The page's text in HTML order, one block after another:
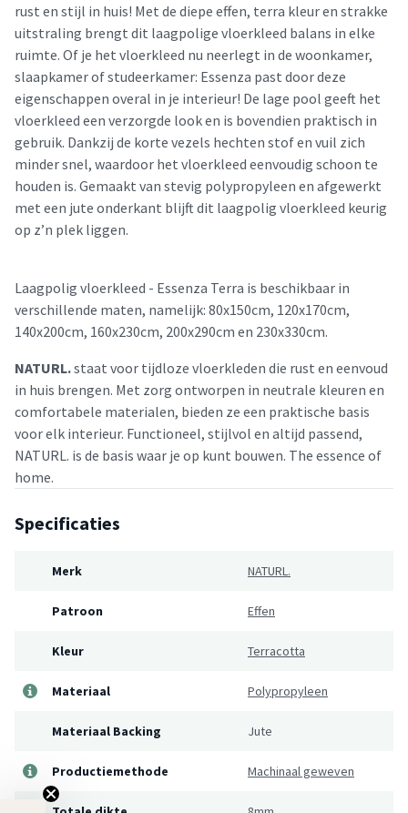
rust en stijl in huis! Met de diepe effen, terra kleur en strakke
uitstraling brengt dit laagpolige vloerkleed balans in elke
ruimte. Of je het vloerkleed nu neerlegt in de woonkamer,
slaapkamer of studeerkamer: Essenza past door deze
eigenschappen overal in je interieur! De lage pool geeft het
vloerkleed een verzorgde look en is bovendien praktisch in
gebruik. Dankzij de korte vezels hechten stof en vuil zich
minder snel, waardoor het vloerkleed eenvoudig schoon te
houden is. Gemaakt van stevig polypropyleen en afgewerkt
met een jute onderkant blijft dit laagpolig vloerkleed keurig
op z’n plek liggen.
Laagpolig vloerkleed - Essenza Terra is beschikbaar in
verschillende maten, namelijk: 80x150cm, 120x170cm,
140x200cm, 160x230cm, 200x290cm en 230x330cm.
NATURL.staat voor tijdloze vloerkleden die rust en eenvoud
in huis brengen. Met zorg ontworpen in neutrale kleuren en
comfortabele materialen, bieden ze een praktische basis
voor elk interieur. Functioneel, stijlvol en altijd passend,
NATURL. is de basis waar je op kunt bouwen. The essence of
home.
Specificaties
Merk NATURL.
Patroon Effen
Kleur Terracotta
Materiaal Polypropyleen
Materiaal Backing Jute
Productiemethode Machinaal geweven